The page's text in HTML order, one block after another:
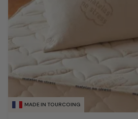
MADE IN TOURCOING